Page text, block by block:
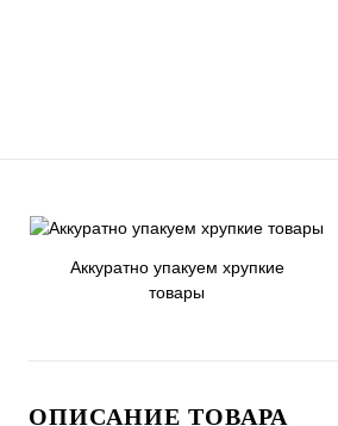
Аккуратно упакуем хрупкие
товары
ОПИСАНИЕ ТОВАРА